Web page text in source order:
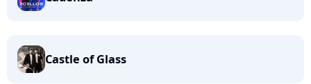
Castle of Glass